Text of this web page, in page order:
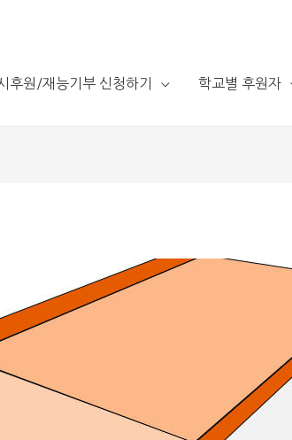
후원/재능기부 신청하기 학교별 후원자